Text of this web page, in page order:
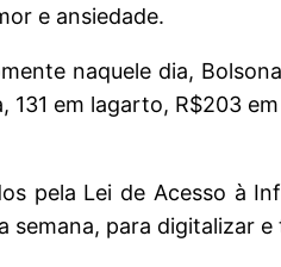
e ansiedade.
naquele dia,
em lagarto, R$203
pela Lei de Acesso à
para digitalizar